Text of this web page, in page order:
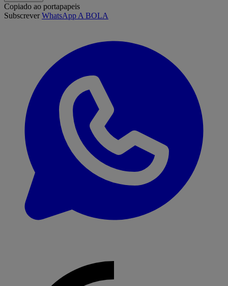
Copiado ao portapapeis
SubscreverWhatsApp A BOLA